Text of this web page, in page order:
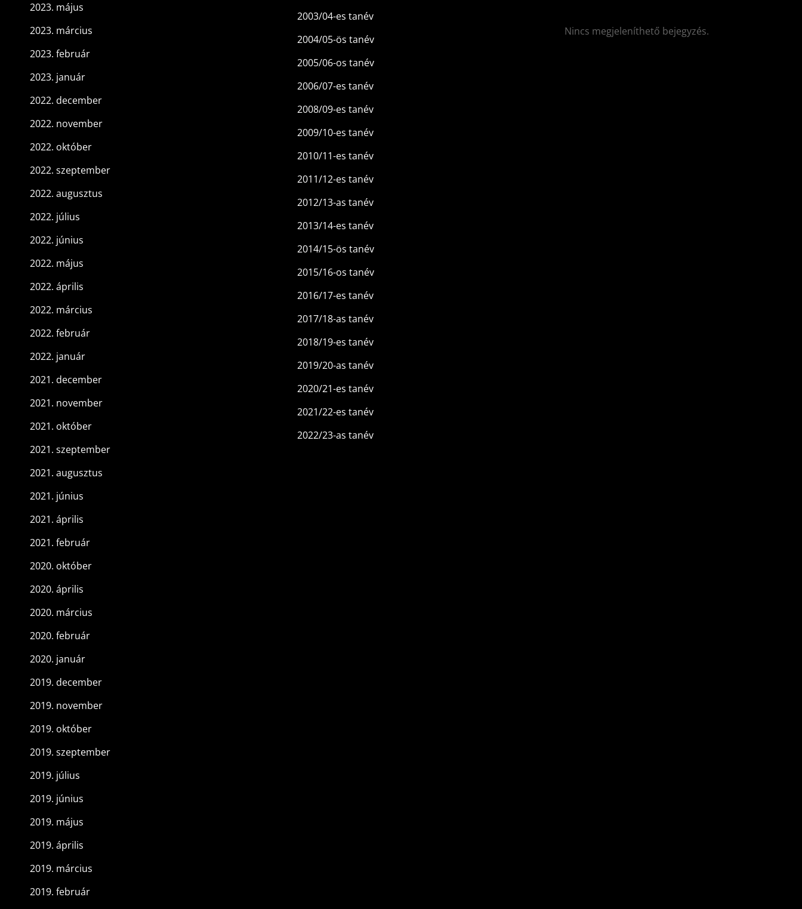
2023. május
2023. március
2023. február
2023. január
2022. december
2022. november
2022. október
2022. szeptember
2022. augusztus
2022. július
2022. június
2022. május
2022. április
2022. március
2022. február
2022. január
2021. december
2021. november
2021. október
2021. szeptember
2021. augusztus
2021. június
2021. április
2021. február
2020. október
2020. április
2020. március
2020. február
2020. január
2019. december
2019. november
2019. október
2019. szeptember
2019. július
2019. június
2019. május
2019. április
2019. március
2019. február
2003/04-es tanév
2004/05-ös tanév
2005/06-os tanév
2006/07-es tanév
2008/09-es tanév
2009/10-es tanév
2010/11-es tanév
2011/12-es tanév
2012/13-as tanév
2013/14-es tanév
2014/15-ös tanév
2015/16-os tanév
2016/17-es tanév
2017/18-as tanév
2018/19-es tanév
2019/20-as tanév
2020/21-es tanév
2021/22-es tanév
2022/23-as tanév
Nincs megjeleníthető bejegyzés.